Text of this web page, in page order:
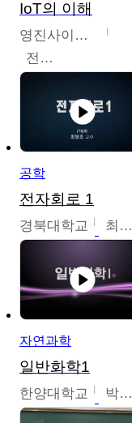
IoT의 이해
영진사이버대학교
전병현
공학
전자회로 1
경북대학교 최병조
자연과학
일반화학1
한양대학교 박경호